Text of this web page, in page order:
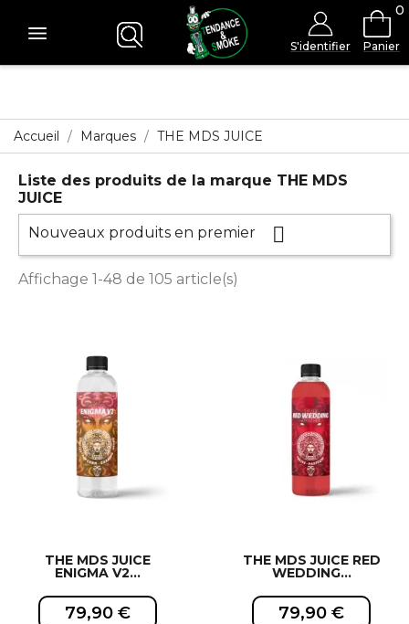
S'identifier
0
Panier
Accueil Marques THE MDS JUICE
Liste des produits de la marque THE MDS
JUICE
Nouveaux produits en premier

Affichage 1-48 de 105 article(s)
THE MDS JUICE
ENIGMA V2...
79,90 €
THE MDS JUICE RED
WEDDING...
79,90 €